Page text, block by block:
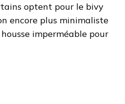
optent pour le bivy
encore plus minimaliste
imperméable pour